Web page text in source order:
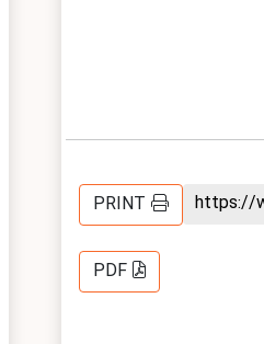
PRINT
PDF